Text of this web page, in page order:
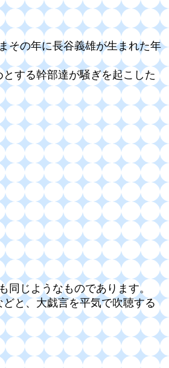
その年に長谷義雄が生まれた年
する幹部達が騒ぎを起こした
じようなものであります。
と、大戯言を平気で吹聴する